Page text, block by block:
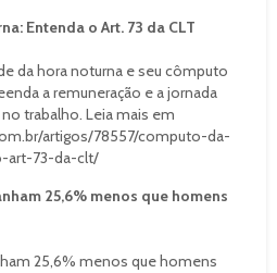
Entenda o Art. 73 da CLT
da hora noturna e seu cômputo
a remuneração e a jornada
trabalho. Leia mais em
artigos/78557/computo-da-
art-73-da-clt/
25,6% menos que homens
25,6% menos que homens